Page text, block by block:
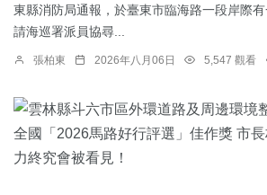
東縣消防局通報，於臺東市臨海路一段岸際有
請海巡署派員協尋...
張柏東 2026年八月06日 5,547 觀看